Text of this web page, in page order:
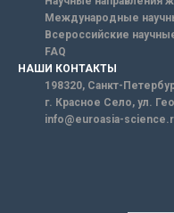
Международные
Всероссийские
FAQ
НАШИ КОНТАКТЫ
198320, Санкт-
г. Красное Село, ул.
info@euroasia-